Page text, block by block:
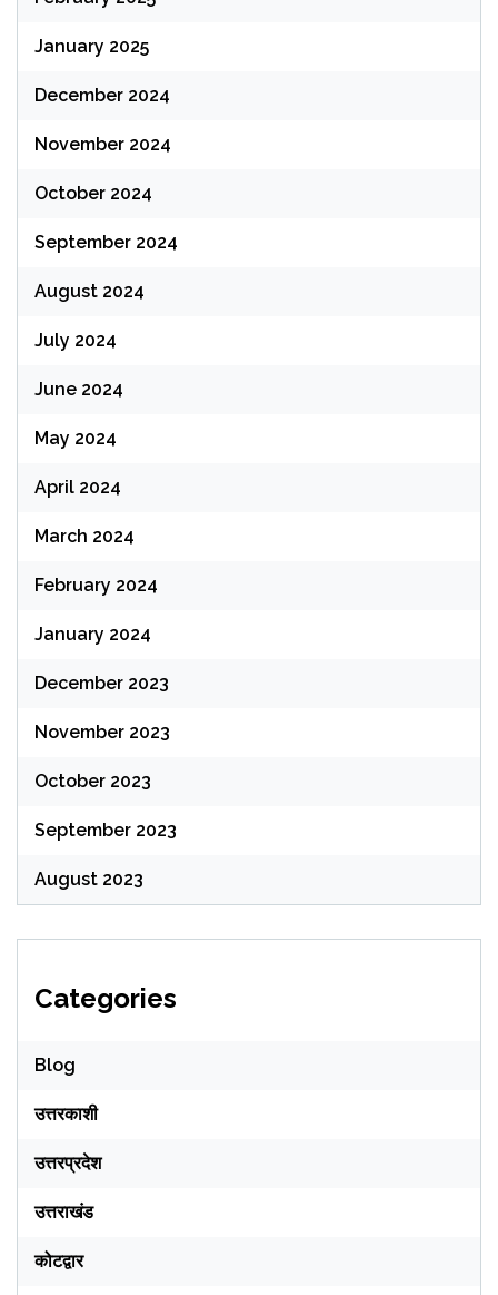
January 2025
December 2024
November 2024
October 2024
September 2024
August 2024
July 2024
June 2024
May 2024
April 2024
March 2024
February 2024
January 2024
December 2023
November 2023
October 2023
September 2023
August 2023
Categories
Blog
उत्तरकाशी
उत्तरप्रदेश
उत्तराखंड
कोटद्वार